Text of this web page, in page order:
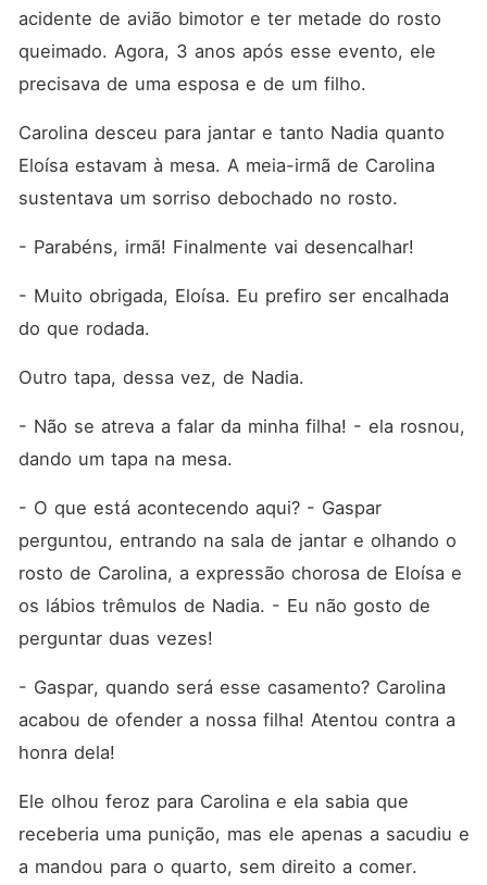
acidente de avião bimotor e ter metade do rosto
queimado. Agora, 3 anos após esse evento, ele
precisava de uma esposa e de um filho.
Carolina desceu para jantar e tanto Nadia quanto
Eloísa estavam à mesa. A meia-irmã de Carolina
sustentava um sorriso debochado no rosto.
- Parabéns, irmã! Finalmente vai desencalhar!
- Muito obrigada, Eloísa. Eu prefiro ser encalhada
do que rodada.
Outro tapa, dessa vez, de Nadia.
- Não se atreva a falar da minha filha! - ela rosnou,
dando um tapa na mesa.
- O que está acontecendo aqui? - Gaspar
perguntou, entrando na sala de jantar e olhando o
rosto de Carolina, a expressão chorosa de Eloísa e
os lábios trêmulos de Nadia. - Eu não gosto de
perguntar duas vezes!
- Gaspar, quando será esse casamento? Carolina
acabou de ofender a nossa filha! Atentou contra a
honra dela!
Ele olhou feroz para Carolina e ela sabia que
receberia uma punição, mas ele apenas a sacudiu e
a mandou para o quarto, sem direito a comer.